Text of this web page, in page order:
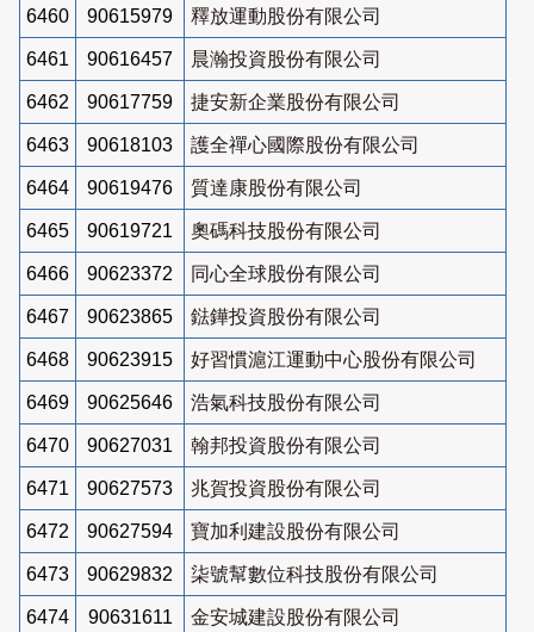
6460 90615979 釋放運動股份有限公司
6461 90616457 晨瀚投資股份有限公司
6462 90617759 捷安新企業股份有限公司
6463 90618103 護全禪心國際股份有限公司
6464 90619476 質達康股份有限公司
6465 90619721 奧碼科技股份有限公司
6466 90623372 同心全球股份有限公司
6467 90623865 鍅鏵投資股份有限公司
6468 90623915 好習慣滬江運動中心股份有限公司
6469 90625646 浩氣科技股份有限公司
6470 90627031 翰邦投資股份有限公司
6471 90627573 兆賀投資股份有限公司
6472 90627594 寶加利建設股份有限公司
6473 90629832 柒號幫數位科技股份有限公司
6474 90631611 金安城建設股份有限公司